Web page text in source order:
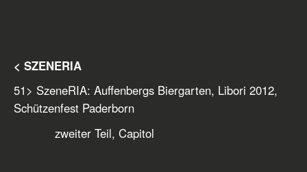
< SZENERIA
51 > SzeneRIA: Auffenbergs Biergarten, Libori 2012,
Schützenfest Paderborn
zweiter Teil, Capitol